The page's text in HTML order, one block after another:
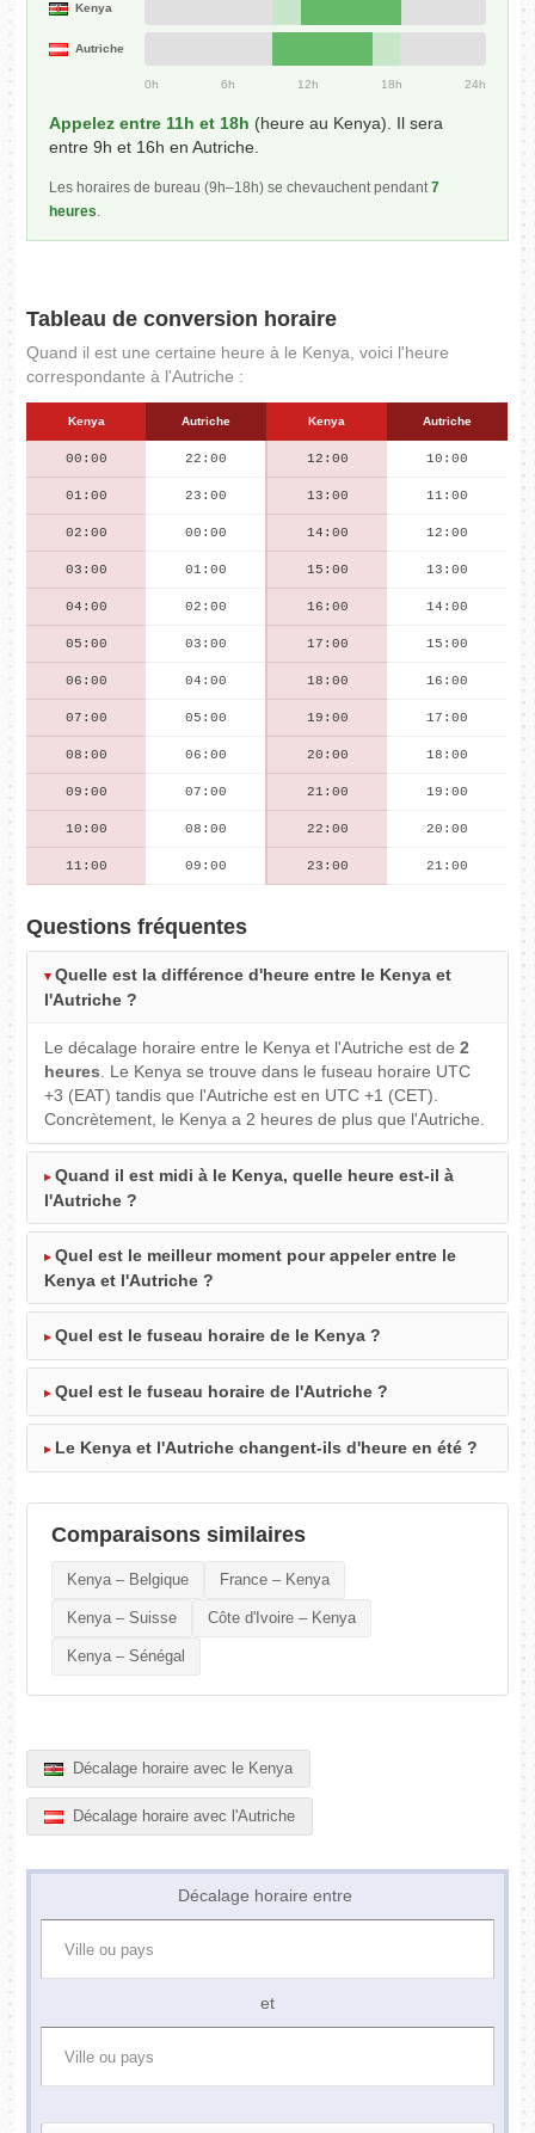
Kenya
Autriche
0h 6h 12h 18h 24h
Appelez entre 11h et 18h (heure au Kenya). Il sera
entre 9h et 16h en Autriche.
Les horaires de bureau (9h–18h) se chevauchent pendant7
heures.
Tableau de conversion horaire
Quand il est une certaine heure à le Kenya, voici l'heure
correspondante à l'Autriche :
Kenya Autriche Kenya Autriche
00:00 22:00 12:00 10:00
01:00 23:00 13:00 11:00
02:00 00:00 14:00 12:00
03:00 01:00 15:00 13:00
04:00 02:00 16:00 14:00
05:00 03:00 17:00 15:00
06:00 04:00 18:00 16:00
07:00 05:00 19:00 17:00
08:00 06:00 20:00 18:00
09:00 07:00 21:00 19:00
10:00 08:00 22:00 20:00
11:00 09:00 23:00 21:00
Questions fréquentes
Quelle est la différence d'heure entre le Kenya et
l'Autriche ?
Le décalage horaire entre le Kenya et l'Autriche est de2
heures. Le Kenya se trouve dans le fuseau horaire UTC
+3 (EAT) tandis que l'Autriche est en UTC +1 (CET).
Concrètement, le Kenya a 2 heures de plus que l'Autriche.
Quand il est midi à le Kenya, quelle heure est-il à
l'Autriche ?
Quel est le meilleur moment pour appeler entre le
Kenya et l'Autriche ?
Quel est le fuseau horaire de le Kenya ?
Quel est le fuseau horaire de l'Autriche ?
Le Kenya et l'Autriche changent-ils d'heure en été ?
Comparaisons similaires
Kenya – Belgique France – Kenya
Kenya – Suisse Côte d'Ivoire – Kenya
Kenya – Sénégal
Décalage horaire avec le Kenya
Décalage horaire avec l'Autriche
Décalage horaire entre
et